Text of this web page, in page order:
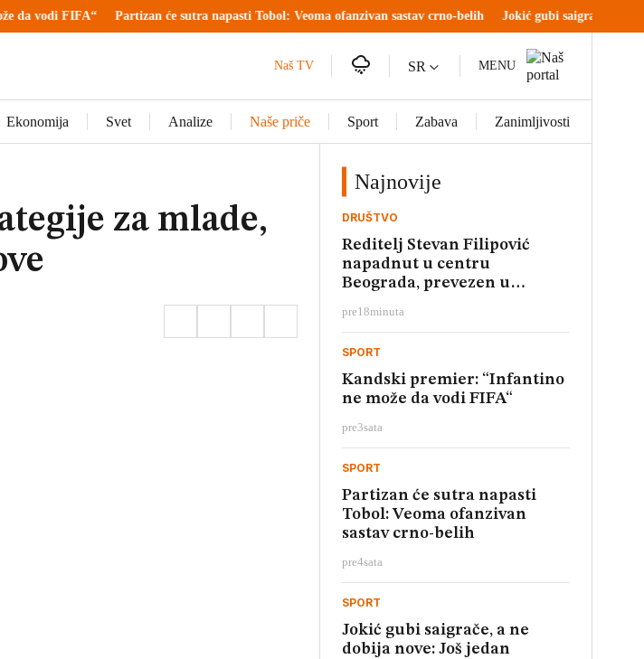
Partizan će sutra napasti Tobol: Veoma ofanzivan sastav crno-belih Jokić gubi saigrače, a ne dobija
Naš TV SR MENU
Ekonomija Svet Analize Naše priče Sport Zabava Zanimljivosti
za mlade,
Najnovije
DRUŠTVO
Reditelj Stevan Filipović
napadnut u centru
Beograda, prevezen u
pre18minuta
SPORT
Kandski premier: “Infantino
ne može da vodi FIFA“
pre3sata
SPORT
Partizan će sutra napasti
Tobol: Veoma ofanzivan
sastav crno-belih
pre4sata
SPORT
Jokić gubi saigrače, a ne
dobija nove: Još jedan